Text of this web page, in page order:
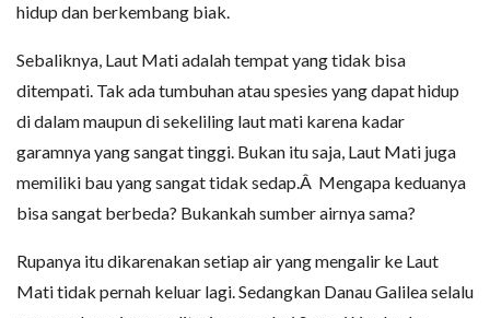
hidup dan berkembang biak.
Sebaliknya, Laut Mati adalah tempat yang tidak bisa
ditempati. Tak ada tumbuhan atau spesies yang dapat hidup
di dalam maupun di sekeliling laut mati karena kadar
garamnya yang sangat tinggi. Bukan itu saja, Laut Mati juga
memiliki bau yang sangat tidak sedap.Â Mengapa keduanya
bisa sangat berbeda? Bukankah sumber airnya sama?
Rupanya itu dikarenakan setiap air yang mengalir ke Laut
Mati tidak pernah keluar lagi. Sedangkan Danau Galilea selalu